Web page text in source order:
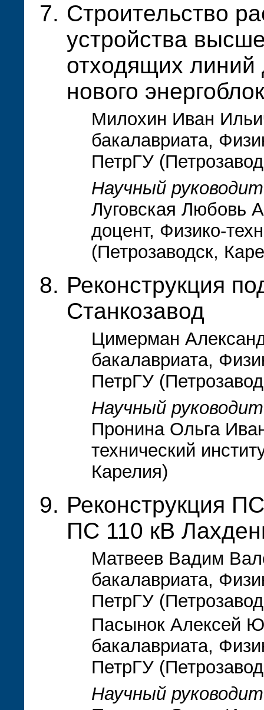
Строительство
устройства
отходящих
нового
Милохин Иван
бакалавриата,
ПетрГУ
Научный
Луговская Любовь
доцент, Физико-
(Петрозаводск,
Реконструкция
Станкозавод
Цимерман
бакалавриата,
ПетрГУ
Научный
Пронина Ольга
технический
Карелия)
Реконструкция
ПС 110 кВ
Матвеев Вадим
бакалавриата,
ПетрГУ
Пасынок Алексей
бакалавриата,
ПетрГУ
Научный